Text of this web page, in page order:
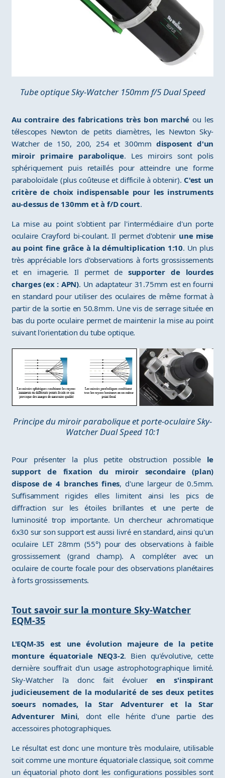
Tube optique Sky-Watcher 150mm f/5 Dual Speed
Au contraire des fabrications très bon marché ou les
télescopes Newton de petits diamètres, les Newton Sky-
Watcher de 150, 200, 254 et 300mm disposent d'un
miroir primaire parabolique. Les miroirs sont polis
sphériquement puis retaillés pour atteindre une forme
paraboloïdale (plus coûteuse et difficile à obtenir). C'est un
critère de choix indispensable pour les instruments
au-dessus de 130mm et à f/D court.
La mise au point s'obtient par l'intermédiaire d'un porte
oculaire Crayford bi-coulant. Il permet d'obtenir une mise
au point fine grâce à la démultiplication 1:10. Un plus
très appréciable lors d'observations à forts grossissements
et en imagerie. Il permet de supporter de lourdes
charges (ex : APN). Un adaptateur 31.75mm est en fourni
en standard pour utiliser des oculaires de même format à
partir de la sortie en 50.8mm. Une vis de serrage située en
bas du porte oculaire permet de maintenir la mise au point
suivant l'orientation du tube optique.
Principe du miroir parabolique et porte-oculaire Sky-
Watcher Dual Speed 10:1
Pour présenter la plus petite obstruction possible le
support de fixation du miroir secondaire (plan)
dispose de 4 branches fines, d'une largeur de 0.5mm.
Suffisamment rigides elles limitent ainsi les pics de
diffraction sur les étoiles brillantes et une perte de
luminosité trop importante. Un chercheur achromatique
6x30 sur son support est aussi livré en standard, ainsi qu'un
oculaire LET 28mm (55°) pour des observations à faible
grossissement (grand champ). A compléter avec un
oculaire de courte focale pour des observations planétaires
à forts grossissements.
Tout savoir sur la monture Sky-Watcher
EQM-35
L'EQM-35 est une évolution majeure de la petite
monture équatoriale NEQ3-2. Bien qu'évolutive, cette
dernière souffrait d'un usage astrophotographique limité.
Sky-Watcher l'a donc fait évoluer en s'inspirant
judicieusement de la modularité de ses deux petites
soeurs nomades, la Star Adventurer et la Star
Adventurer Mini, dont elle hérite d'une partie des
accessoires photographiques.
Le résultat est donc une monture très modulaire, utilisable
soit comme une monture équatoriale classique, soit comme
un équatorial photo dont les configurations possibles sont